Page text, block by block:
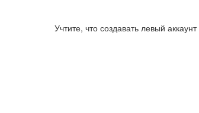
Учтите, что создавать левый